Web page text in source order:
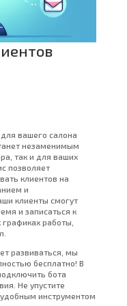
вашего салона
незаменимым
так и для ваших
позволяет
клиентов на
и
клиенты смогут
и записаться к
работы,
развиваться, мы
бесплатно! В
бота
Не упустите
инструментом